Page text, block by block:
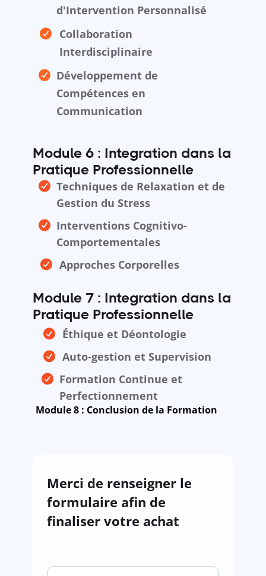
d'Intervention Personnalisé
Collaboration
Interdisciplinaire
Développement de
Compétences en
Communication
Module 6 : Integration dans la
Pratique Professionnelle
Techniques de Relaxation et de
Gestion du Stress
Interventions Cognitivo-
Comportementales
Approches Corporelles
Module 7 : Integration dans la
Pratique Professionnelle
Éthique et Déontologie
Auto-gestion et Supervision
Formation Continue et
Perfectionnement
Module 8 : Conclusion de la Formation
Merci de renseigner le
formulaire afin de
finaliser votre achat